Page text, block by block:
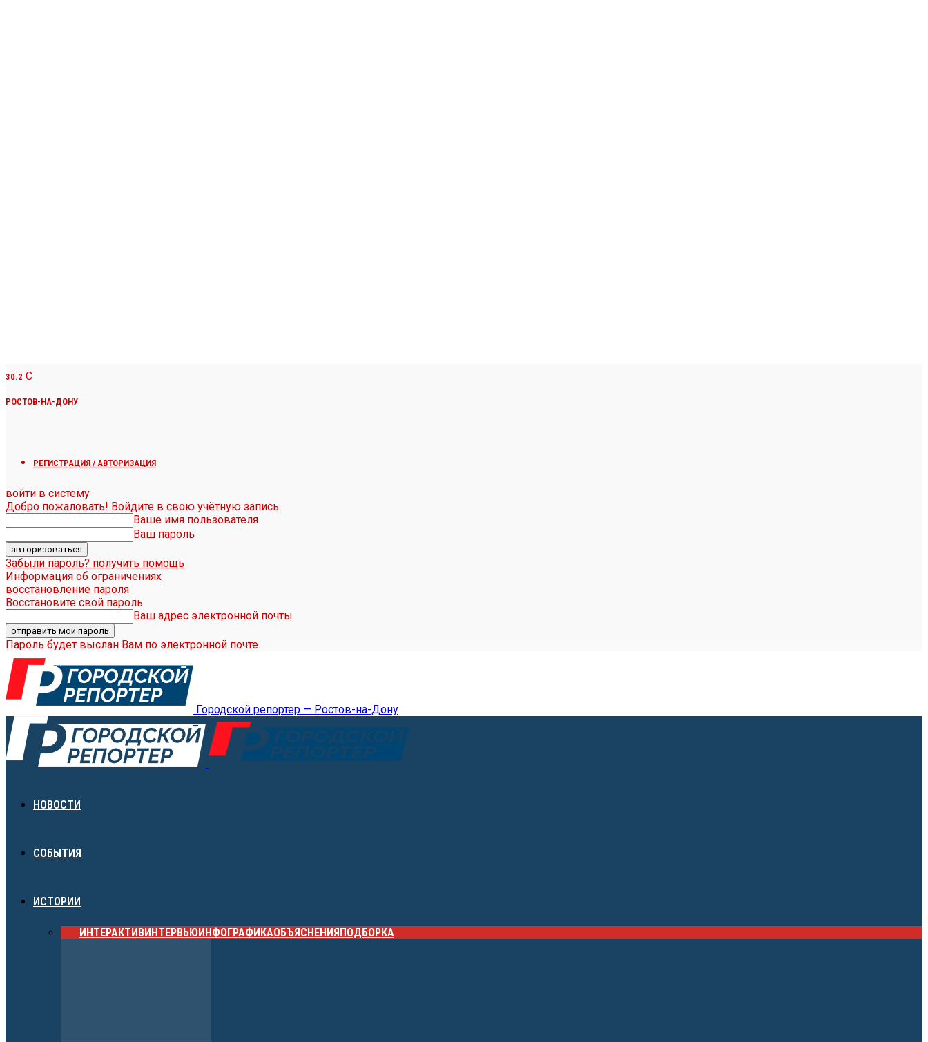
30.2 C
РОСТОВ-НА-ДОНУ
РЕГИСТРАЦИЯ / АВТОРИЗАЦИЯ
войти в систему
Добро пожаловать! Войдите в свою учётную запись
Ваше имя пользователя
Ваш пароль
Забыли пароль? получить помощь
Информация об ограничениях
восстановление пароля
Восстановите свой пароль
Ваш адрес электронной почты
Пароль будет выслан Вам по электронной почте.
Городской репортер — Ростов-на-Дону
НОВОСТИ
СОБЫТИЯ
ИСТОРИИ
ИНТЕРАКТИВИНТЕРВЬЮИНФОГРАФИКАОБЪЯСНЕНИЯПОДБОРКА